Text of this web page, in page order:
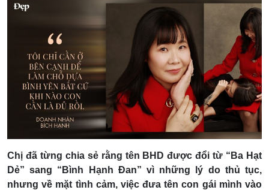
Chị đã từng chia sẻ rằng tên BHD được đổi từ “Ba Hạt
Dẻ” sang “Bình Hạnh Đan” vì những lý do thủ tục,
nhưng về mặt tình cảm, việc đưa tên con gái mình vào